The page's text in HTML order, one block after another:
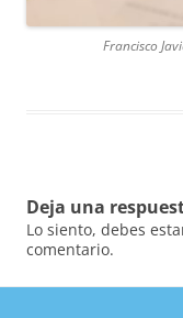
Francisco
Deja una
Lo siento, debes
comentario.